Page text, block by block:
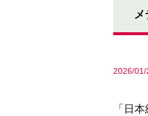
2026/01/
「日